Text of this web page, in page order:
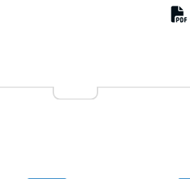
auf einem ebenen und
lassen sich bei
verhindert und die